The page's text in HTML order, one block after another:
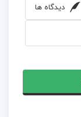
دیدگاه ها